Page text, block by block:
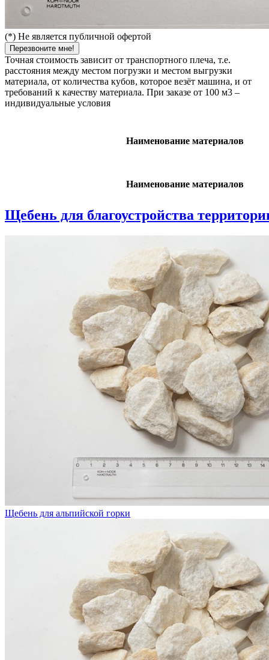
(*) Не является публичной офертой
Перезвоните мне!
Точная стоимость зависит от транспортного плеча, т.е.
расстояния между местом погрузки и местом выгрузки
материала, от количества кубов, которое везёт машина, и от
требований к качеству материала. При заказе от 100 м3 –
индивидуальные условия
Наименование материалов
Наименование материалов
Щебень для благоустройства
Щебень для альпийской горки